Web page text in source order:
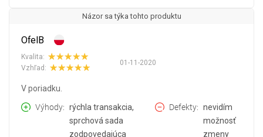
Názor sa týka tohto produktu
OfelB
01-11-2020
Kvalita:
Vzhľad:
V poriadku.
Výhody
rýchla transakcia,
sprchová sada
zodpovedajúca
Defekty
nevidím
možnosť
zmeny